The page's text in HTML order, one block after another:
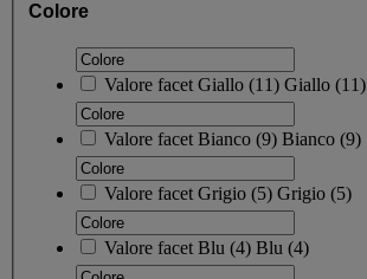
Colore
Valore facet Giallo (11) Giallo (11)
Valore facet Bianco (9) Bianco (9)
Valore facet Grigio (5) Grigio (5)
Valore facet Blu (4) Blu (4)